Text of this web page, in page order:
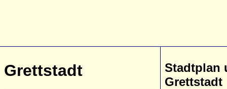
Grettstadt
Stadtplan
Grettstadt